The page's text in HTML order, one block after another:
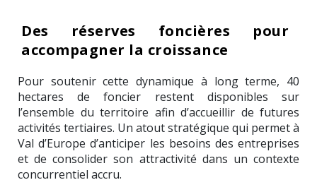
Des réserves foncières pour
accompagner la croissance
Pour soutenir cette dynamique à long terme, 40
hectares de foncier restent disponibles sur
l’ensemble du territoire afin d’accueillir de futures
activités tertiaires. Un atout stratégique qui permet à
Val d’Europe d’anticiper les besoins des entreprises
et de consolider son attractivité dans un contexte
concurrentiel accru.